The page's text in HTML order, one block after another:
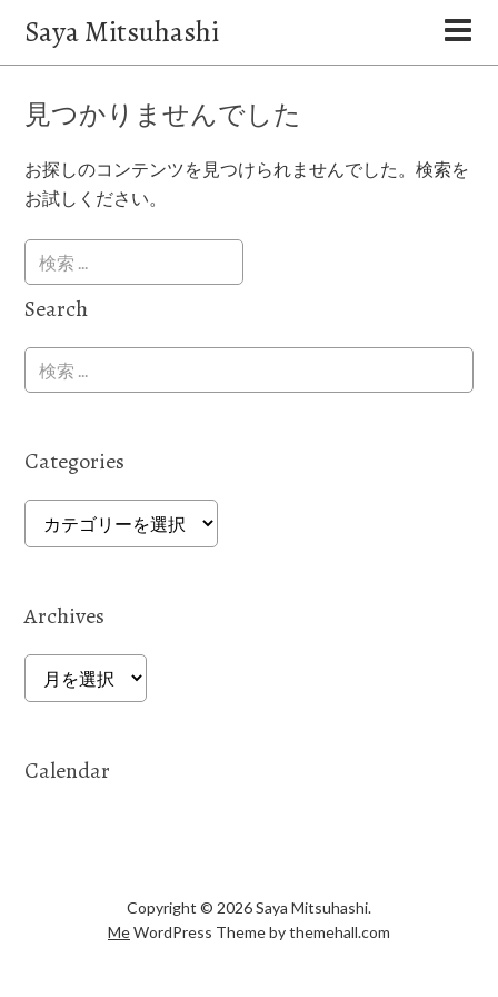
Saya Mitsuhashi
見つかりませんでした
お探しのコンテンツを見つけられませんでした。検索を
お試しください。
Search
Categories
Categories
Archives
Archives
Calendar
Copyright © 2026 Saya Mitsuhashi.
MeWordPress Theme by themehall.com